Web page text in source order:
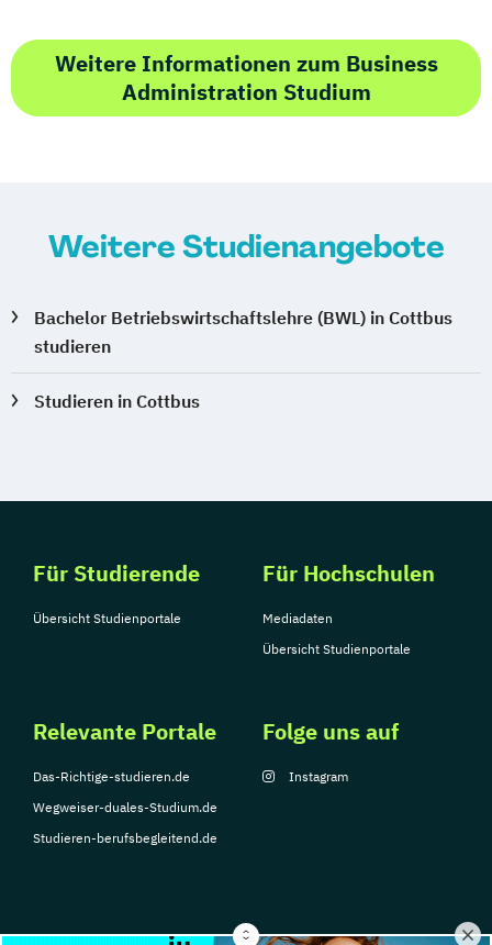
Weitere Informationen zum Business
Administration Studium
Weitere Studienangebote
Bachelor Betriebswirtschaftslehre (BWL) in Cottbus
studieren
Studieren in Cottbus
Für Studierende
Übersicht Studienportale
Für Hochschulen
Mediadaten
Übersicht Studienportale
Relevante Portale
Das-Richtige-studieren.de
Wegweiser-duales-Studium.de
Studieren-berufsbegleitend.de
Folge uns auf
Instagram